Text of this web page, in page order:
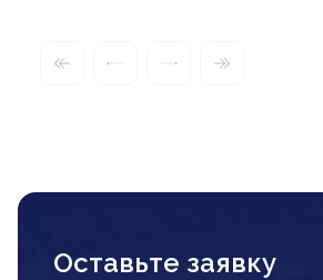
Оставьте заявку